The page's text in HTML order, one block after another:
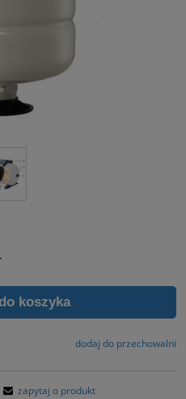
koszyka
dodaj do przechowalni
zapytaj o produkt